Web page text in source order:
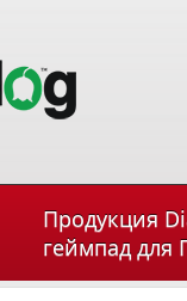
Продукция
геймпад для